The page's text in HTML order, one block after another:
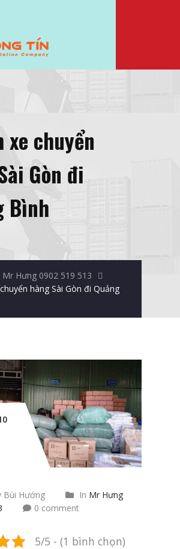
xe chuyển
Gòn đi
Bình
Mr Hưng 0902 519 513
hàng Sài Gòn đi Quảng
Bùi Hướng In Mr Hưng
0 comment
5/5 - (1 bình chọn)